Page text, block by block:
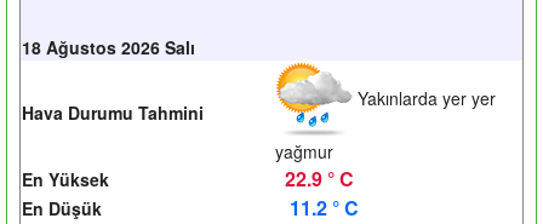
18 Ağustos 2026 Salı
Hava Durumu Tahmini
Yakınlarda yer yer
yağmur
En Yüksek
22.9 ° C
En Düşük 11.2 ° C